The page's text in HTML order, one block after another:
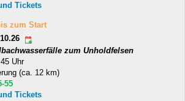
Tickets
zum Start
zum Unholdfelsen
Uhr
(ca. 12 km)
55
Tickets